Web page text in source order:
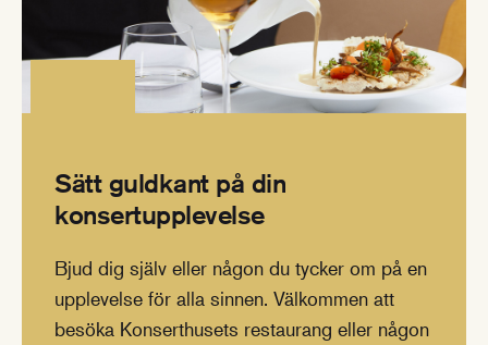
Sätt guldkant på din
konsertupplevelse
Bjud dig själv eller någon du tycker om på en
upplevelse för alla sinnen. Välkommen att
besöka Konserthusets restaurang eller någon